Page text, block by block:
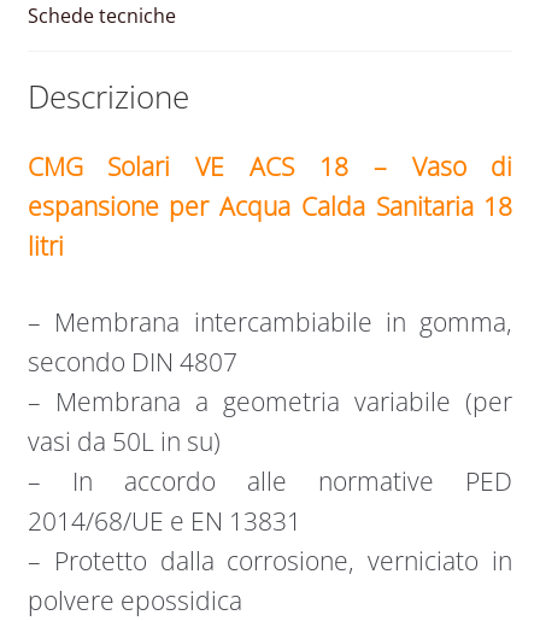
Schede tecniche
Descrizione
CMG Solari VE ACS 18 – Vaso di
espansione per Acqua Calda Sanitaria 18
litri
– Membrana intercambiabile in gomma,
secondo DIN 4807
– Membrana a geometria variabile (per
vasi da 50L in su)
– In accordo alle normative PED
2014/68/UE e EN 13831
– Protetto dalla corrosione, verniciato in
polvere epossidica